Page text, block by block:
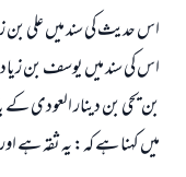
اس حديث كى سند ميں على
اس كى سند ميں يوسف بن
بن يحي بن دينار العودى كے
ميں كہنا ہے كہ: يہ ثقہ